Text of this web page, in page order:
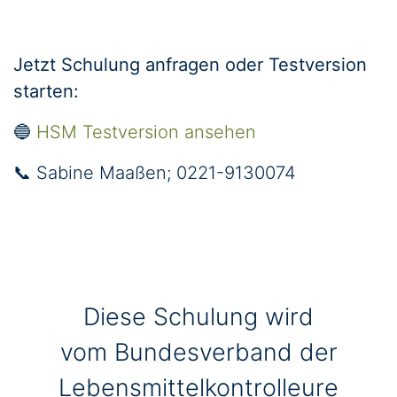
Jetzt Schulung anfragen oder Testversion
starten:
🔵 HSM Testversion ansehen
📞 Sabine Maaßen; 0221-9130074
Diese Schulung wird
vom Bundesverband der
Lebensmittelkontrolleure